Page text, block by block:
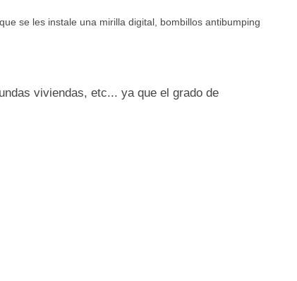
se les instale una mirilla digital, bombillos antibumping
viviendas, etc... ya que el grado de